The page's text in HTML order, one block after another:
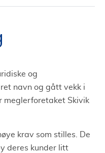
og
navn og gått vekk i
meglerforetaket Skivik
krav som stilles. De
deres kunder litt